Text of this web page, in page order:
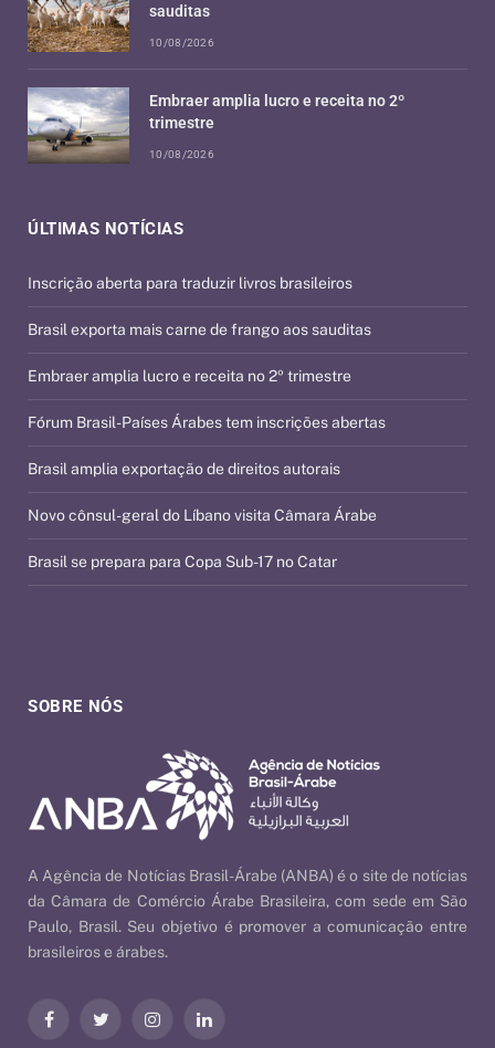
SOBRE NÓS
A Agência de Notícias Brasil-Árabe (ANBA) é o site de notícias
da Câmara de Comércio Árabe Brasileira, com sede em São
Paulo, Brasil. Seu objetivo é promover a comunicação entre
brasileiros e árabes.
FacebookTwitter InstagramLinkedIn
ÚLTIMAS NOTÍCIAS
Inscrição aberta para traduzir livros brasileiros
Brasil exporta mais carne de frango aos sauditas
Embraer amplia lucro e receita no 2º trimestre
Fórum Brasil-Países Árabes tem inscrições abertas
Brasil amplia exportação de direitos autorais
Novo cônsul-geral do Líbano visita Câmara Árabe
Brasil se prepara para Copa Sub-17 no Catar
sauditas
10/08/2026
Embraer amplia lucro e receita no 2º
trimestre
10/08/2026